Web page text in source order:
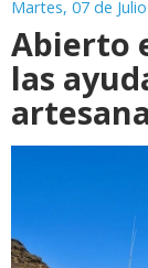
Martes, 07 de
Abierto
las